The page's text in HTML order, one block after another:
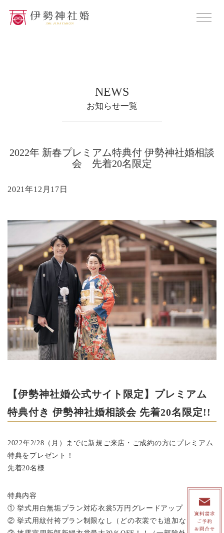
NEWS
お知らせ一覧
2022年 新春プレミアム特典付 伊勢神社婚相談
会 先着20名限定
2021年12月17日
【伊勢神社婚公式サイト限定】プレミアム
特典付き 伊勢神社婚相談会 先着20名限定!!
2022年2/28（月）までに新規ご来店・ご成約の方にプレミアム
特典をプレゼント！
先着20名様
特典内容
① 挙式用白無垢プラン対応衣裳5万円グレードアップ
② 挙式用紋付袴プラン制限なし（どの衣裳でも追加なし！）